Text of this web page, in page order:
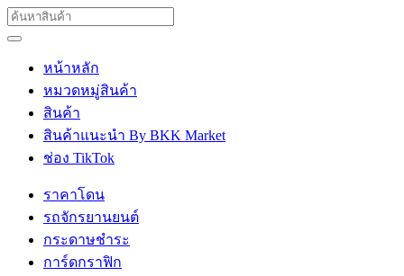
หน้าหลัก
หมวดหมู่สินค้า
สินค้า
สินค้าแนะนำ By BKK Market
ช่อง TikTok
ราคาโดน
รถจักรยานยนต์
กระดาษชำระ
การ์ดกราฟิก